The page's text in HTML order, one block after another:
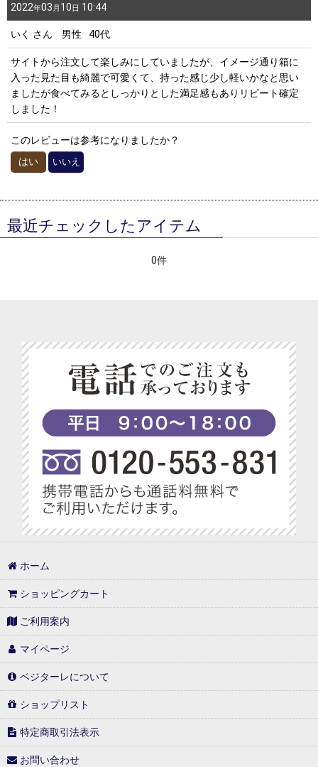
2022年03 月 10日 10:44
いく さん 男性 40代
サイトから注文して楽しみにしていましたが、イメージ通り箱に
入った見た目も綺麗で可愛くて、持った感じ少し軽いかなと思い
ましたが食べてみるとしっかりとした満足感もありリピート確定
しました！
このレビューは参考になりましたか？
はい
いいえ
最近チェックしたアイテム
0件
ホーム
ショッピングカート
ご利用案内
マイページ
ベジターレについて
ショップリスト
特定商取引法表示
お問い合わせ